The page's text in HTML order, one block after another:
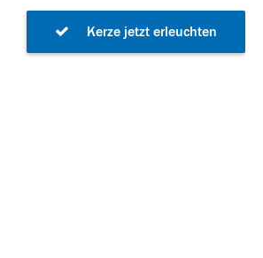
Kerze jetzt erleuchten